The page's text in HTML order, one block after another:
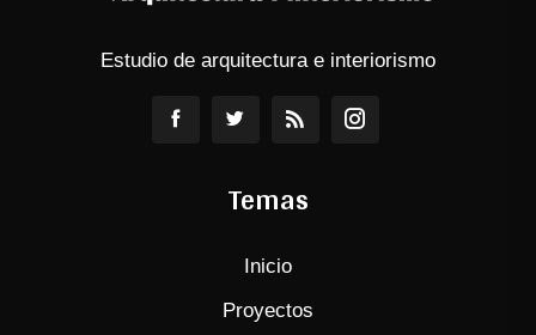
Estudio de arquitectura e interiorismo
Temas
Inicio
Proyectos